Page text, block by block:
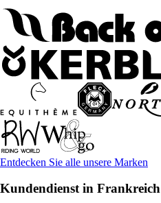
Entdecken Sie alle unsere Marken
Kundendienst in Frankreich